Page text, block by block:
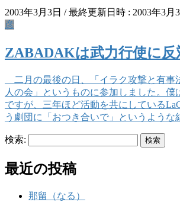
2003年3月3日 / 最終更新日時 : 2003年3月
彦
ZABADAKは武力行使に反
二月の最後の日、「イラク攻撃と有事
人の会」というものに参加しました。僕
ですが、三年ほど活動を共にしている
う劇団に「おつき合いで」というよう
検索:
最近の投稿
那留（なる）